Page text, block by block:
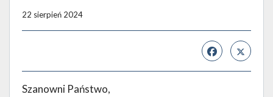
22 sierpień 2024
Szanowni Państwo,